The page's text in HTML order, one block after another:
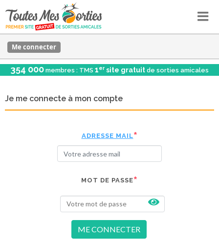
Me connecter
354 000 membres : TMS 1er site gratuit de sorties amicales
Je me connecte à mon compte
ADRESSE MAIL
MOT DE PASSE
ME CONNECTER